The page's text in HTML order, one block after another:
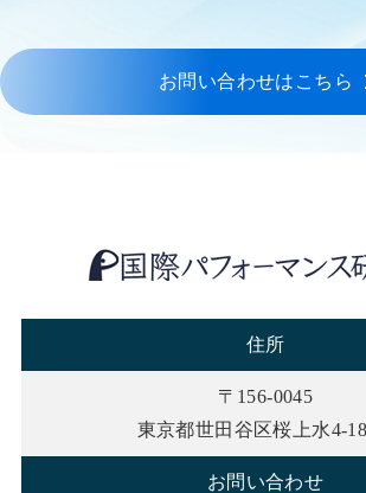
お問い合わせはこちら
住所
〒156-0045
東京都世田谷区桜上水4-
お問い合わせ